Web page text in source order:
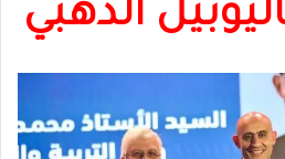
الذهبي